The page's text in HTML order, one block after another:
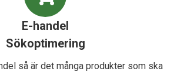
E-handel
Sökoptimering
så är det många produkter som ska